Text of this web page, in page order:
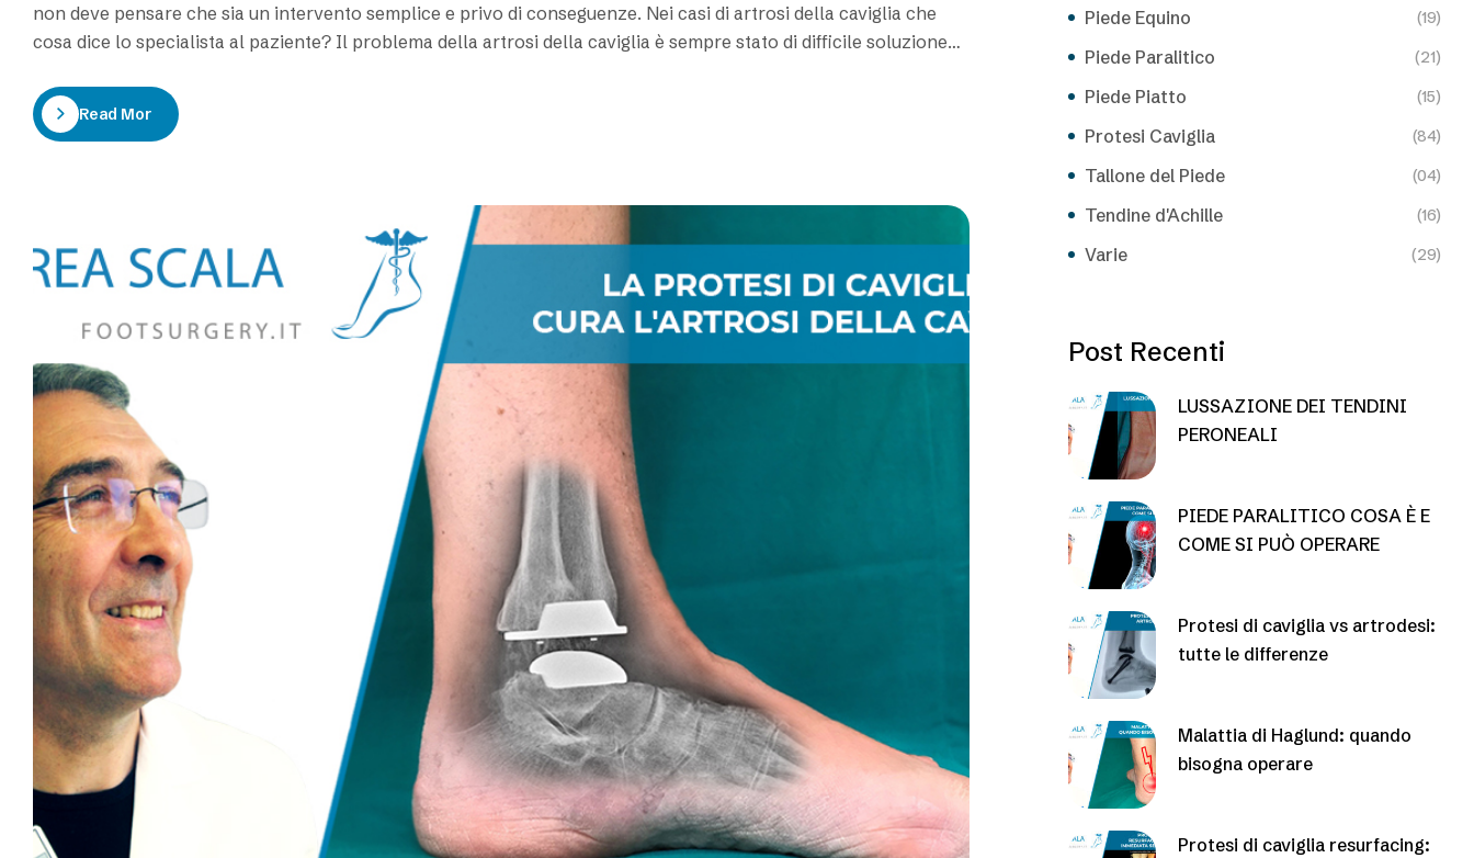
non deve pensare che sia un intervento semplice e privo di conseguenze. Nei casi di artrosi della caviglia che
cosa dice lo specialista al paziente? Il problema della artrosi della caviglia è sempre stato di difficile soluzione
Read More
Piede Equino (19)
Piede Paralitico (21)
Piede Piatto (15)
Protesi Caviglia (84)
Tallone del Piede (04)
Tendine d'Achille (16)
Varie (29)
Post Recenti
LUSSAZIONE DEI TENDINI
PERONEALI
PIEDE PARALITICO COSA È E
COME SI PUÒ OPERARE
Protesi di caviglia vs artrodesi:
tutte le differenze
Malattia di Haglund: quando
bisogna operare
Protesi di caviglia resurfacing: